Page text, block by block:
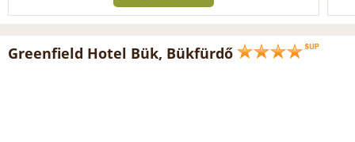
Greenfield Hotel Bük, Bükfürdő